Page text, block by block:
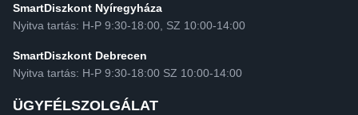
SmartDiszkont Nyíregyháza
Nyitva tartás: H-P 9:30-18:00, SZ 10:00-14:00
SmartDiszkont Debrecen
Nyitva tartás: H-P 9:30-18:00 SZ 10:00-14:00
ÜGYFÉLSZOLGÁLAT